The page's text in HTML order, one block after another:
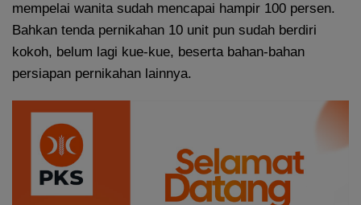
mempelai wanita sudah mencapai hampir 100 persen.
Bahkan tenda pernikahan 10 unit pun sudah berdiri
kokoh, belum lagi kue-kue, beserta bahan-bahan
persiapan pernikahan lainnya.